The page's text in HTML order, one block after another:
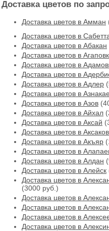
Доставка цветов по
Доставка цветов в Амман
Доставка цветов в
Доставка цветов в Абакан
Доставка цветов в
Доставка цветов в
Доставка цветов в
Доставка цветов в Адлер
Доставка цветов в
Доставка цветов в Азов
Доставка цветов в Айхал
Доставка цветов в Аксай
Доставка цветов в
Доставка цветов в Акъяр
Доставка цветов в
Доставка цветов в Алдан
Доставка цветов в Алейск
Доставка цветов в
(3000 руб.)
Доставка цветов в
Доставка цветов в
Доставка цветов в
Доставка цветов в